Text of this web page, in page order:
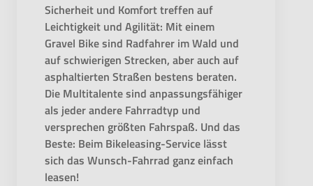
Sicherheit und Komfort treffen auf
Leichtigkeit und Agilität: Mit einem
Gravel Bike sind Radfahrer im Wald und
auf schwierigen Strecken, aber auch auf
asphaltierten Straßen bestens beraten.
Die Multitalente sind anpassungsfähiger
als jeder andere Fahrradtyp und
versprechen größten Fahrspaß. Und das
Beste: Beim Bikeleasing-Service lässt
sich das Wunsch-Fahrrad ganz einfach
leasen!